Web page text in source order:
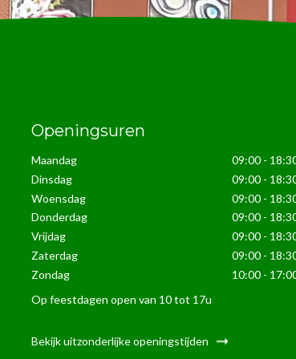
Openingsuren
Maandag
09:00 -
Dinsdag
09:00 -
Woensdag
09:00 -
Donderdag
09:00 -
Vrijdag
09:00 -
Zaterdag
09:00 -
Zondag
10:00 -
Op feestdagen open van 10 tot 17u
Bekijk uitzonderlijke openingstijden